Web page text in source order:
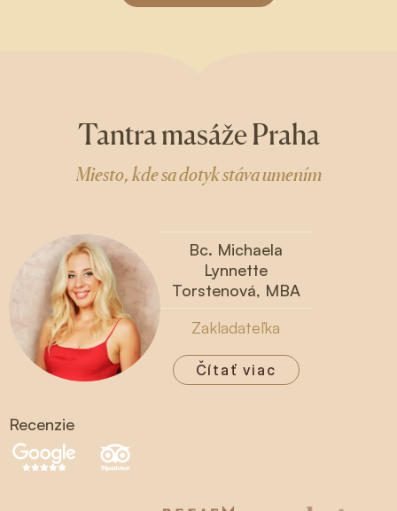
Tantra masáže Praha
Miesto, kde sa dotyk stáva umením
Bc. Michaela
Lynnette
Torstenová, MBA
Zakladateľka
Čítať viac
Recenzie